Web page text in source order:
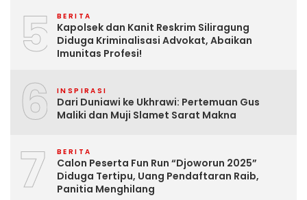
5 BERITA
Kapolsek dan Kanit Reskrim Siliragung
Diduga Kriminalisasi Advokat, Abaikan
Imunitas Profesi!
6 INSPIRASI
Dari Duniawi ke Ukhrawi: Pertemuan Gus
Maliki dan Muji Slamet Sarat Makna
7 BERITA
Calon Peserta Fun Run “Djoworun 2025”
Diduga Tertipu, Uang Pendaftaran Raib,
Panitia Menghilang